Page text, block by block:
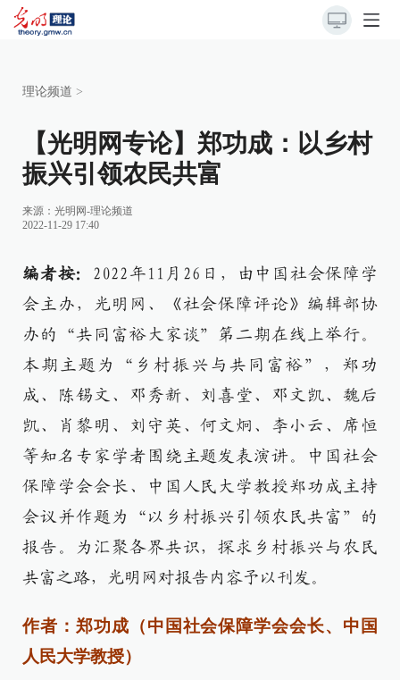
理论频道 >
【光明网专论】郑功成：以乡村
振兴引领农民共富
来源： 光明网-理论频道
2022-11-29 17:40
编者按： 2022年11月26日，由中国社会保障学
会主办，光明网、《社会保障评论》编辑部协
办的“共同富裕大家谈”第二期在线上举行。
本期主题为“乡村振兴与共同富裕”，郑功
成、陈锡文、邓秀新、刘喜堂、邓文凯、魏后
凯、肖黎明、刘守英、何文炯、李小云、席恒
等知名专家学者围绕主题发表演讲。中国社会
保障学会会长、中国人民大学教授郑功成主持
会议并作题为“以乡村振兴引领农民共富”的
报告。为汇聚各界共识，探求乡村振兴与农民
共富之路，光明网对报告内容予以刊发。
作者：郑功成（中国社会保障学会会长、中国
人民大学教授）